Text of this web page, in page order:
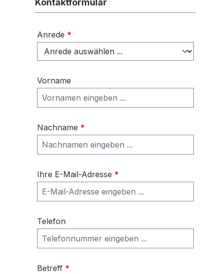
Kontaktformular
Anrede *
Vorname
Nachname *
Ihre E-Mail-Adresse *
Telefon
Betreff *